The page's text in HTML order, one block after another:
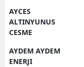
AYCES
ALTINYUNUS
CESME
AYDEM AYDEM
ENERJI